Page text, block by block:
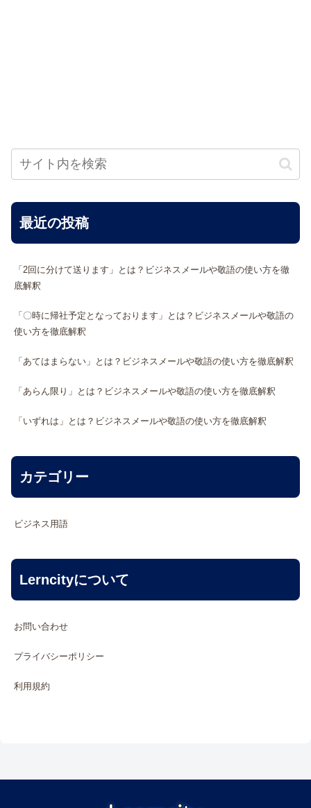
最近の投稿
「2回に分けて送ります」とは？ビジネスメールや敬語の使い方を徹
底解釈
「〇時に帰社予定となっております」とは？ビジネスメールや敬語の
使い方を徹底解釈
「あてはまらない」とは？ビジネスメールや敬語の使い方を徹底解釈
「あらん限り」とは？ビジネスメールや敬語の使い方を徹底解釈
「いずれは」とは？ビジネスメールや敬語の使い方を徹底解釈
カテゴリー
ビジネス用語
Lerncityについて
お問い合わせ
プライバシーポリシー
利用規約